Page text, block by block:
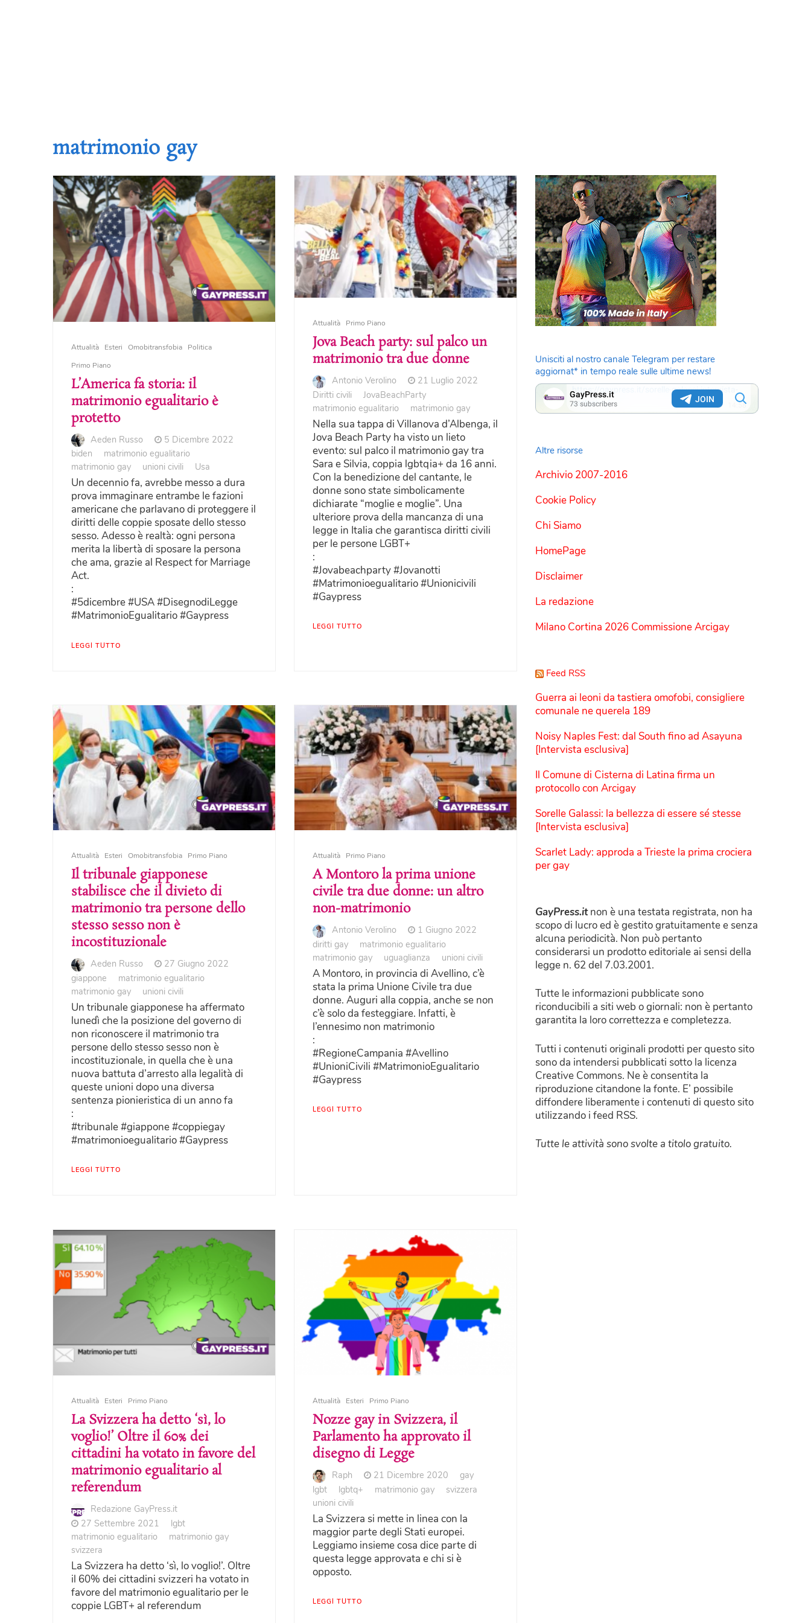
matrimonio gay
Attualità Esteri Omobitransfobia
Politica
Primo Piano
L’America fa storia: il
matrimonio egualitario è
protetto
Aeden Russo
5 Dicembre 2022
biden
matrimonio egualitario
matrimonio gay
unioni civili Usa
Un decennio fa, avrebbe messo a dura
prova immaginare entrambe le fazioni
americane che parlavano di proteggere il
diritti delle coppie sposate dello stesso
sesso. Adesso è realtà: ogni persona
merita la libertà di sposare la persona
che ama, grazie al Respect for Marriage
Act.
:
#5dicembre #USA #DisegnodiLegge
#MatrimonioEgualitario #Gaypress
LEGGI TUTTO
Attualità Primo Piano
Jova Beach party: sul palco un
matrimonio tra due donne
Antonio Verolino
21 Luglio 2022
Diritti civili
JovaBeachParty
matrimonio egualitario
matrimonio gay
Nella sua tappa di Villanova d’Albenga, il
Jova Beach Party ha visto un lieto
evento: sul palco il matrimonio gay tra
Sara e Silvia, coppia lgbtqia+ da 16 anni.
Con la benedizione del cantante, le
donne sono state simbolicamente
dichiarate “moglie e moglie”. Una
ulteriore prova della mancanza di una
legge in Italia che garantisca diritti civili
per le persone LGBT+
:
#Jovabeachparty #Jovanotti
#Matrimonioegualitario #Unionicivili
#Gaypress
LEGGI TUTTO
Attualità Esteri Omobitransfobia Primo Piano
Il tribunale giapponese
stabilisce che il divieto di
matrimonio tra persone dello
stesso sesso non è
incostituzionale
Aeden Russo
27 Giugno 2022
giappone
matrimonio egualitario
matrimonio gay
unioni civili
Un tribunale giapponese ha affermato
lunedì che la posizione del governo di
non riconoscere il matrimonio tra
persone dello stesso sesso non è
incostituzionale, in quella che è una
nuova battuta d’arresto alla legalità di
queste unioni dopo una diversa
sentenza pionieristica di un anno fa
:
#tribunale #giappone #coppiegay
#matrimonioegualitario #Gaypress
LEGGI TUTTO
Attualità Primo Piano
A Montoro la prima unione
civile tra due donne: un altro
non-matrimonio
Antonio Verolino
1 Giugno 2022
diritti gay
matrimonio egualitario
matrimonio gay
uguaglianza unioni civili
A Montoro, in provincia di Avellino, c’è
stata la prima Unione Civile tra due
donne. Auguri alla coppia, anche se non
c’è solo da festeggiare. Infatti, è
l’ennesimo non matrimonio
:
#RegioneCampania #Avellino
#UnioniCivili #MatrimonioEgualitario
#Gaypress
LEGGI TUTTO
Attualità Esteri Primo Piano
La Svizzera ha detto ‘sì, lo
voglio!’ Oltre il 60% dei
cittadini ha votato in favore del
matrimonio egualitario al
referendum
Redazione GayPress.it
27 Settembre 2021
lgbt
matrimonio egualitario
matrimonio gay
svizzera
La Svizzera ha detto ‘sì, lo voglio!’. Oltre
il 60% dei cittadini svizzeri ha votato in
favore del matrimonio egualitario per le
coppie LGBT+ al referendum
Attualità Esteri Primo Piano
Nozze gay in Svizzera, il
Parlamento ha approvato il
disegno di Legge
Raph 21 Dicembre 2020
gay
lgbt
lgbtq+ matrimonio gay
svizzera
unioni civili
La Svizzera si mette in linea con la
maggior parte degli Stati europei.
Leggiamo insieme cosa dice parte di
questa legge approvata e chi si è
opposto.
LEGGI TUTTO
Unisciti al nostro canale Telegram per restare
aggiornat* in tempo reale sulle ultime news!
Altre risorse
Archivio 2007-2016
Cookie Policy
Chi Siamo
HomePage
Disclaimer
La redazione
Milano Cortina 2026 Commissione Arcigay
Feed RSS
Guerra ai leoni da tastiera omofobi, consigliere
comunale ne querela 189
Noisy Naples Fest: dal South fino ad Asayuna
[Intervista esclusiva]
Il Comune di Cisterna di Latina firma un
protocollo con Arcigay
Sorelle Galassi: la bellezza di essere sé stesse
[Intervista esclusiva]
Scarlet Lady: approda a Trieste la prima crociera
per gay
GayPress.itnon è una testata registrata, non ha
scopo di lucro ed è gestito gratuitamente e senza
alcuna periodicità. Non può pertanto
considerarsi un prodotto editoriale ai sensi della
legge n. 62 del 7.03.2001.
Tutte le informazioni pubblicate sono
riconducibili a siti web o giornali: non è pertanto
garantita la loro correttezza e completezza.
Tutti i contenuti originali prodotti per questo sito
sono da intendersi pubblicati sotto la licenza
Creative Commons. Ne è consentita la
riproduzione citandone la fonte. E’ possibile
diffondere liberamente i contenuti di questo sito
utilizzando i feed RSS.
Tutte le attività sono svolte a titolo gratuito.